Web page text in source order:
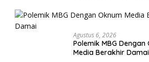
Agustus 6, 2026
Polemik MBG Dengan
Media Berakhir Damai